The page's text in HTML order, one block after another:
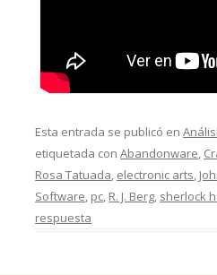
Esta entrada se publicó en
etiquetada conAbandonware,
Rosa Tatuada, electronic arts,
Software, pc, R. J. Berg, sherlock
respuesta